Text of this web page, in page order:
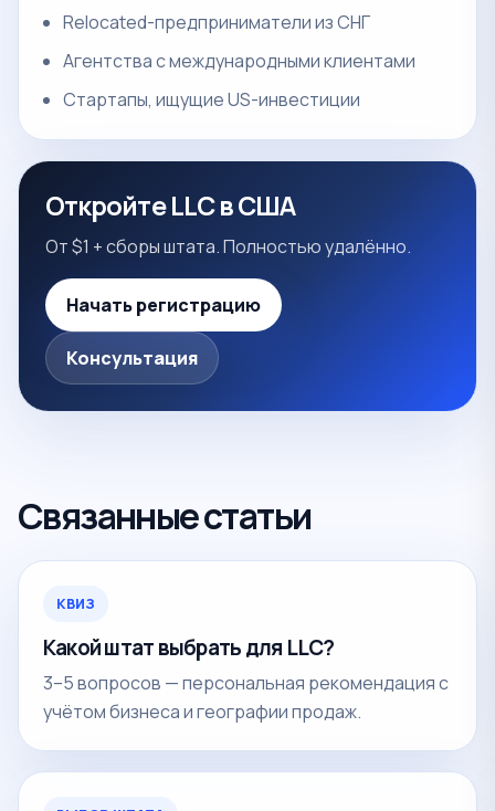
Relocated-предприниматели из СНГ
Агентства с международными клиентами
Стартапы, ищущие US-инвестиции
Откройте LLC в США
От $1 + сборы штата. Полностью удалённо.
Начать регистрацию
Консультация
Связанные статьи
КВИЗ
Какой штат выбрать для LLC?
3–5 вопросов — персональная рекомендация с
учётом бизнеса и географии продаж.